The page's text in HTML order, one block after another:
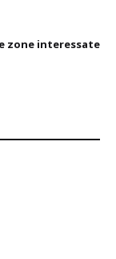
zone interessate